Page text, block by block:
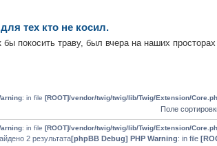
тех кто не косил.
бы покосить траву, был вчера на наших
: in file [ROOT]/vendor/twig/twig/lib/Twig/Extension/
Поле
: in file [ROOT]/vendor/twig/twig/lib/Twig/Extension/
2 результата[phpBB Debug] PHP Warning: in file